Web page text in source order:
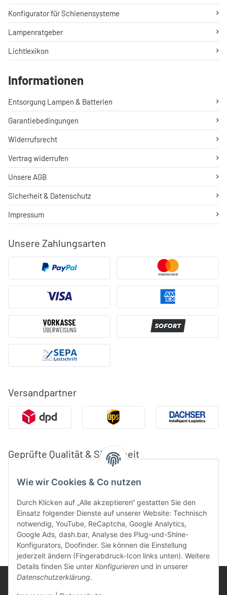
Wie wir Cookies & Co nutzen
Durch Klicken auf „Alle akzeptieren“ gestatten Sie den
Einsatz folgender Dienste auf unserer Website: Technisch
notwendig, YouTube, ReCaptcha, Google Analytics,
Google Ads, dash.bar, Analyse des Plug-und-Shine-
Konfigurators, Doofinder. Sie können die Einstellung
jederzeit ändern (Fingerabdruck-Icon links unten). Weitere
Details finden Sie unter Konfigurieren und in unserer
Datenschutzerklärung.
Unsere Zahlungsarten
Versandpartner
Geprüfte Qualität & Sicherheit
Konfigurator für Schienensysteme
Lampenratgeber
Lichtlexikon
Informationen
Entsorgung Lampen & Batterien
Garantiebedingungen
Widerrufsrecht
Vertrag widerrufen
Unsere AGB
Sicherheit & Datenschutz
Impressum